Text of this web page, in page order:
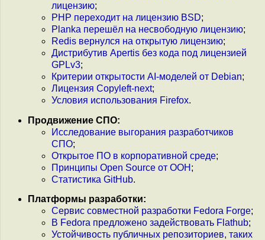
лицензию;
PHP переходит на лицензию BSD;
Planka перешёл на несвободную лицензию;
Redis вернулся на открытую лицензию;
Дистрибутив Apertis без кода под лицензией
GPLv3;
Критерии открытости AI-моделей от Debian;
Лицензия Copyleft-next;
Условия использования Firefox.
Продвижение СПО:
Исследование выгорания разработчиков
СПО;
Открытое ПО в корпоративной среде;
Принципы Open Source от ООН ;
Статистика GitHub.
Платформы разработки:
Cервис совместной разработки Fedora Forge;
В Fedora предложено задействовать Flathub;
Устойчивость публичных репозиториев, таких